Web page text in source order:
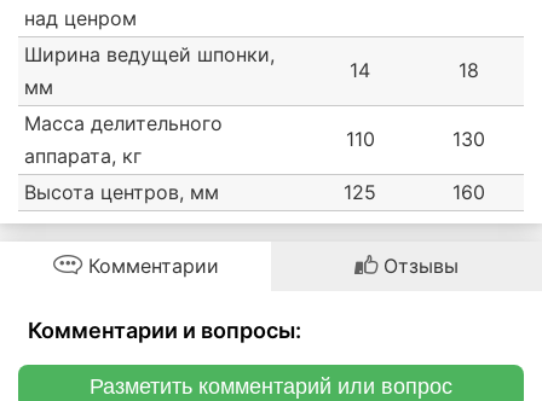
над ценром
Ширина ведущей шпонки,
мм
14 18
Масса делительного
аппарата, кг
110 130
Высота центров, мм 125 160
Комментарии Отзывы
Комментарии и вопросы:
Разметить комментарий или вопрос